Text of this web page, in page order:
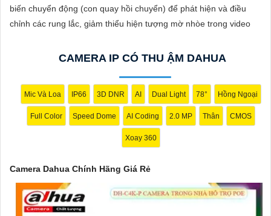
sản phẩm này hứa hẹn đáp ứng mọi nhu cầu giám sát của bạn.
Đừng ngần ngại trải nghiệm sự ổn định và chất lượng vượt trội của
Camera Dahua chính hãng với mức giá vô cùng hấp dẫn."
biến chuyển động (con quay hồi chuyển) để phát hiện và điều
chỉnh các rung lắc, giảm thiểu hiện tượng mờ nhòe trong video
CAMERA IP CÓ THU ẬM DAHUA
Mic Và Loa IP66 3D DNR AI Dual Light 78° Hồng Ngoại
Full Color Speed Dome AI Coding 2.0 MP Thân CMOS
Xoay 360
Camera Dahua Chính Hãng Giá Rẻ